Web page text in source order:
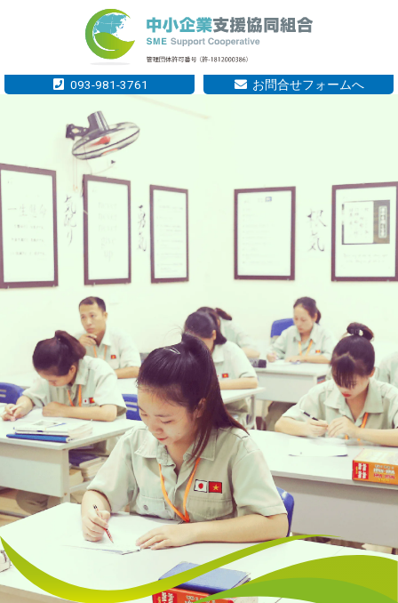
093-981-3761 お問合せフォームへ